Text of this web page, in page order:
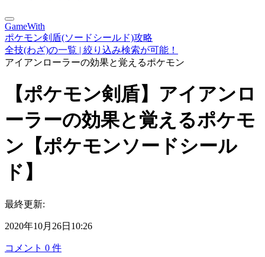
GameWith
ポケモン剣盾(ソードシールド)攻略
全技(わざ)の一覧 | 絞り込み検索が可能！
アイアンローラーの効果と覚えるポケモン
【ポケモン剣盾】アイアンロ
ーラーの効果と覚えるポケモ
ン【ポケモンソードシール
ド】
最終更新:
2020年10月26日10:26
コメント 0 件